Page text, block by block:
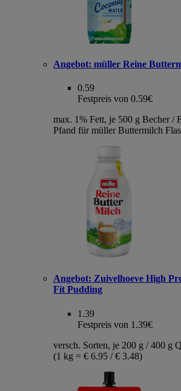
Angebot: müller Reine
0.59
Festpreis von 0.59€
max. 1% Fett, je 500 g Becher /
Pfand für müller Buttermilch
Angebot: Zuivelhoeve High
Fit Pudding
1.39
Festpreis von 1.39€
versch. Sorten, je 200 g / 400 g
(1 kg = € 6.95 / € 3.48)